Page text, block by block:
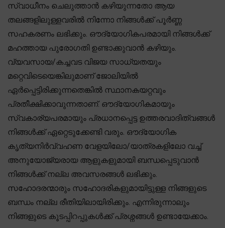
സ്വാധീനം ചെലുത്താൻ കഴിയുന്നതോ ആയ
തലങ്ങളിലുള്ളവരിൽ നിന്നോ നിങ്ങൾക്ക് പൂർണ്ണ
സഹകരണം ലഭിക്കും. ഔദ്യോഗികപരമായി നിങ്ങൾക്ക്
മഹത്തായ പുരോഗതി ഉണ്ടാക്കുവാൻ കഴിയും.
വ്യവസായ/കച്ചവട വിജയ സാധ്യതയും
മറ്റെവിടെയെങ്കിലുമാണ് ജോലിയിൽ
ഏർപ്പെട്ടിരിക്കുന്നതെങ്കിൽ സ്ഥാനകയറ്റവും
പ്രതീക്ഷിക്കാവുന്നതാണ്. ഔദ്യോഗികമായും
സ്വകാര്യപരമായും പ്രധാനപ്പെട്ട ഉത്തരവാദിത്വങ്ങൾ
നിങ്ങൾക്ക് ഏറ്റെടുക്കേണ്ടി വരും. ഔദ്യോഗിക
കൃത്യനിർവ്വഹണ വേളയിലോ/യാത്രകളിലോ വച്ച്
അനുയോജ്യരായ ആളുകളുമായി ബന്ധപ്പെടുവാൻ
നിങ്ങൾക്ക് നല്ല അവസരങ്ങൾ ലഭിക്കും.
സഹോദരന്മാരും സഹോദരികളുമായിട്ടുള്ള നിങ്ങളുടെ
ബന്ധം നല്ല രീതിയിലായിരിക്കും. എന്നിരുന്നാലും
നിങ്ങളുടെ കൂടപ്പിറപ്പുകൾക്ക് പ്രശ്നങ്ങൾ ഉണ്ടായേക്കാം.